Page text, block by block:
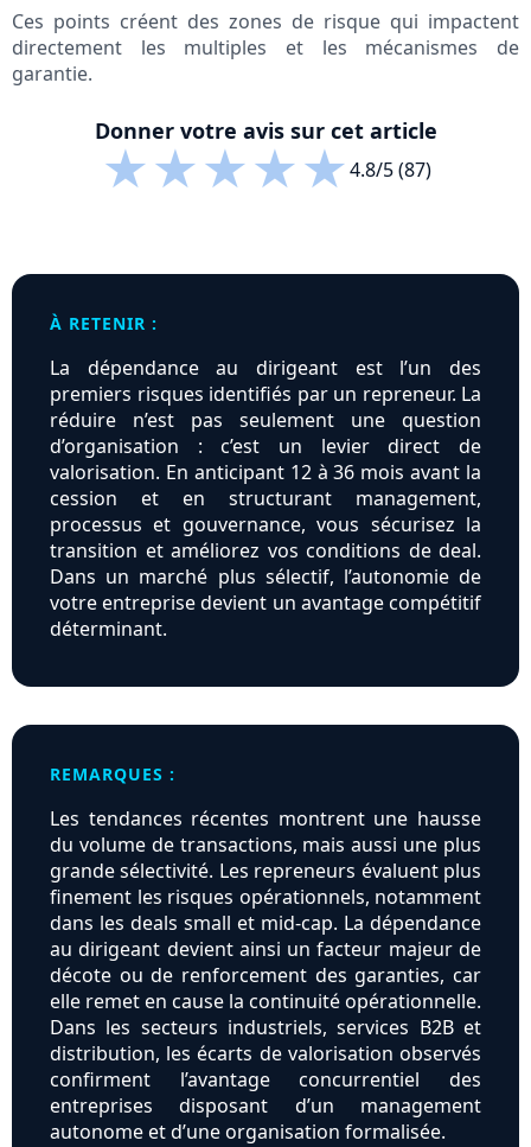
Ces points créent des zones de risque qui impactent
directement les multiples et les mécanismes de
garantie.
Donner votre avis sur cet article
★★★★★4.8/5 (87)
À RETENIR :
La dépendance au dirigeant est l’un des
premiers risques identifiés par un repreneur. La
réduire n’est pas seulement une question
d’organisation : c’est un levier direct de
valorisation. En anticipant 12 à 36 mois avant la
cession et en structurant management,
processus et gouvernance, vous sécurisez la
transition et améliorez vos conditions de deal.
Dans un marché plus sélectif, l’autonomie de
votre entreprise devient un avantage compétitif
déterminant.
REMARQUES :
Les tendances récentes montrent une hausse
du volume de transactions, mais aussi une plus
grande sélectivité. Les repreneurs évaluent plus
finement les risques opérationnels, notamment
dans les deals small et mid-cap. La dépendance
au dirigeant devient ainsi un facteur majeur de
décote ou de renforcement des garanties, car
elle remet en cause la continuité opérationnelle.
Dans les secteurs industriels, services B2B et
distribution, les écarts de valorisation observés
confirment l’avantage concurrentiel des
entreprises disposant d’un management
autonome et d’une organisation formalisée.